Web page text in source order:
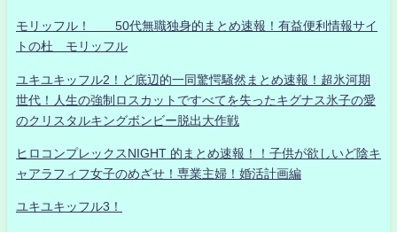
モリッフル！ 50代無職独身的まとめ速報！有益便利情報サイ
トの杜 モリッフル
ユキユキッフル2！ど底辺的一同驚愕騒然まとめ速報！超氷河期
世代！人生の強制ロスカットですべてを失ったキグナス氷子の愛
のクリスタルキングボンビー脱出大作戦
ヒロコンプレックスNIGHT 的まとめ速報！！子供が欲しいど陰キ
ャアラフィフ女子のめざせ！専業主婦！婚活計画編
ユキユキッフル3！